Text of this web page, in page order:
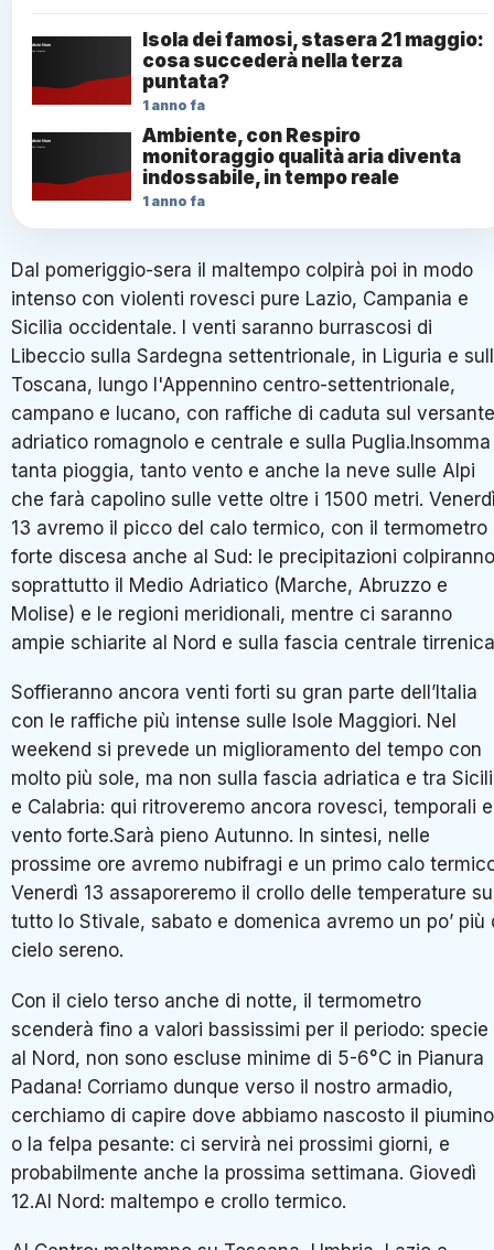
Isola dei famosi, stasera 21 maggio:
cosa succederà nella terza
puntata?
1 anno fa
Ambiente, con Respiro
monitoraggio qualità aria diventa
indossabile, in tempo reale
1 anno fa
Dal pomeriggio-sera il maltempo colpirà poi in modo
intenso con violenti rovesci pure Lazio, Campania e
Sicilia occidentale. I venti saranno burrascosi di
Libeccio sulla Sardegna settentrionale, in Liguria e
Toscana, lungo l'Appennino centro-settentrionale,
campano e lucano, con raffiche di caduta sul versante
adriatico romagnolo e centrale e sulla Puglia.Insomma
tanta pioggia, tanto vento e anche la neve sulle Alpi
che farà capolino sulle vette oltre i 1500 metri.
13 avremo il picco del calo termico, con il termometro
forte discesa anche al Sud: le precipitazioni colpiranno
soprattutto il Medio Adriatico (Marche, Abruzzo e
Molise) e le regioni meridionali, mentre ci saranno
ampie schiarite al Nord e sulla fascia centrale
Soffieranno ancora venti forti su gran parte dell’Italia
con le raffiche più intense sulle Isole Maggiori. Nel
weekend si prevede un miglioramento del tempo con
molto più sole, ma non sulla fascia adriatica e tra
e Calabria: qui ritroveremo ancora rovesci, temporali e
vento forte.Sarà pieno Autunno. In sintesi, nelle
prossime ore avremo nubifragi e un primo calo
Venerdì 13 assaporeremo il crollo delle temperature su
tutto lo Stivale, sabato e domenica avremo un po’ più
cielo sereno.
Con il cielo terso anche di notte, il termometro
scenderà fino a valori bassissimi per il periodo: specie
al Nord, non sono escluse minime di 5-6°C in Pianura
Padana! Corriamo dunque verso il nostro armadio,
cerchiamo di capire dove abbiamo nascosto il piumino
o la felpa pesante: ci servirà nei prossimi giorni, e
probabilmente anche la prossima settimana. Giovedì
12.Al Nord: maltempo e crollo termico.